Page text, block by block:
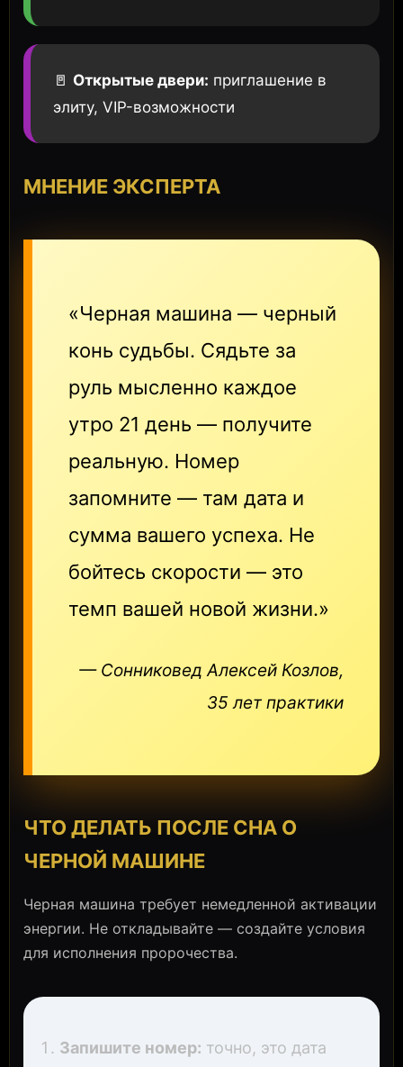
🚪 Открытые двери: приглашение в
элиту, VIP-возможности
МНЕНИЕ ЭКСПЕРТА
«Черная машина — черный
конь судьбы. Сядьте за
руль мысленно каждое
утро 21 день — получите
реальную. Номер
запомните — там дата и
сумма вашего успеха. Не
бойтесь скорости — это
темп вашей новой жизни.»
— Сонниковед Алексей Козлов,
35 лет практики
ЧТО ДЕЛАТЬ ПОСЛЕ СНА О
ЧЕРНОЙ МАШИНЕ
Черная машина требует немедленной активации
энергии. Не откладывайте — создайте условия
для исполнения пророчества.
Запишите номер: точно, это дата